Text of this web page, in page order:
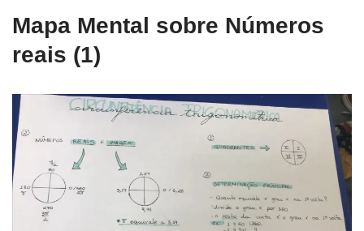
Mapa Mental sobre Números
reais (1)